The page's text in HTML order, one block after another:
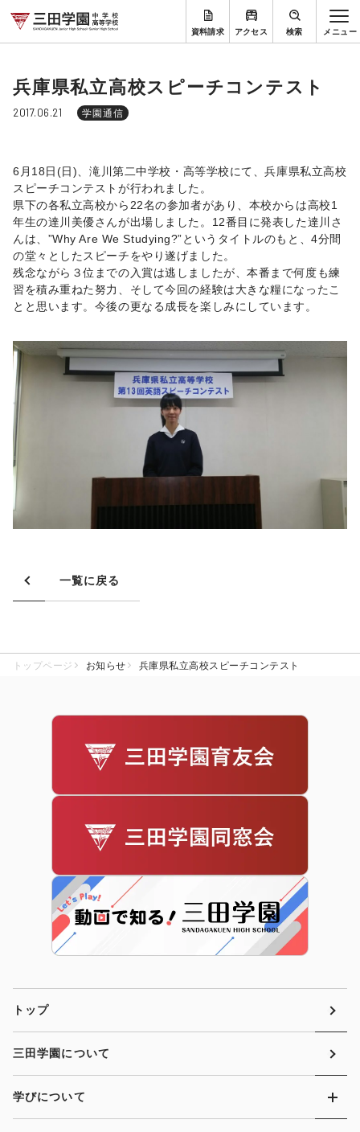
資料請求 アクセス 検索
兵庫県私立高校スピーチコンテスト
2017.06.21 学園通信
6月18日(日)、滝川第二中学校・高等学校にて、兵庫県私立高校
スピーチコンテストが行われました。
県下の各私立高校から22名の参加者があり、本校からは高校1
年生の達川美優さんが出場しました。12番目に発表した達川さ
んは、”Why Are We Studying?”というタイトルのもと、4分間
の堂々としたスピーチをやり遂げました。
残念ながら３位までの入賞は逃しましたが、本番まで何度も練
習を積み重ねた努力、そして今回の経験は大きな糧になったこ
とと思います。今後の更なる成長を楽しみにしています。
一覧に戻る
トップページ お知らせ 兵庫県私立高校スピーチコンテスト
トップ
三田学園について
学びについて